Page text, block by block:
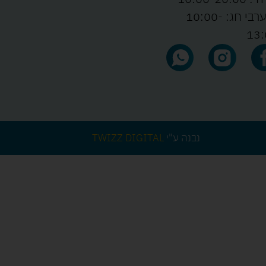
ו' וערבי חג: 10:00-
נבנה ע"יTWIZZ DIGITAL